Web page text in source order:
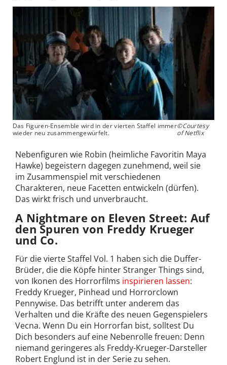
Das Figuren-Ensemble wird in der vierten Staffel immer
wieder neu zusammengewürfelt.
©Courtesy
of Netflix
Nebenfiguren wie Robin (heimliche Favoritin Maya
Hawke) begeistern dagegen zunehmend, weil sie
im Zusammenspiel mit verschiedenen
Charakteren, neue Facetten entwickeln (dürfen).
Das wirkt frisch und unverbraucht.
A Nightmare on Eleven Street: Auf
den Spuren von Freddy Krueger
und Co.
Für die vierte Staffel Vol. 1 haben sich die Duffer-
Brüder, die die Köpfe hinter Stranger Things sind,
von Ikonen des Horrorfilms inspirieren lassen:
Freddy Krueger, Pinhead und Horrorclown
Pennywise. Das betrifft unter anderem das
Verhalten und die Kräfte des neuen Gegenspielers
Vecna. Wenn Du ein Horrorfan bist, solltest Du
Dich besonders auf eine Nebenrolle freuen: Denn
niemand geringeres als Freddy-Krueger-Darsteller
Robert Englund ist in der Serie zu sehen.